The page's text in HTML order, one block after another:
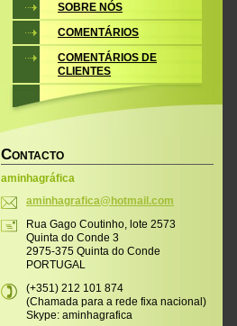
SOBRE NÓS
COMENTÁRIOS
COMENTÁRIOS DE
CLIENTES
CONTACTO
aminhagráfica
aminhagrafica@hotmail.com
Rua Gago Coutinho, lote 2573
Quinta do Conde 3
2975-375 Quinta do Conde
PORTUGAL
(+351) 212 101 874
(Chamada para a rede fixa nacional)
Skype: aminhagrafica